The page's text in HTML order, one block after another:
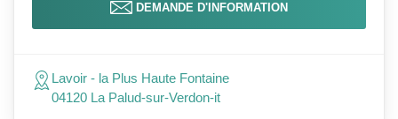
DEMANDE D'INFORMATION
Lavoir - la Plus Haute Fontaine
04120 La Palud-sur-Verdon-it